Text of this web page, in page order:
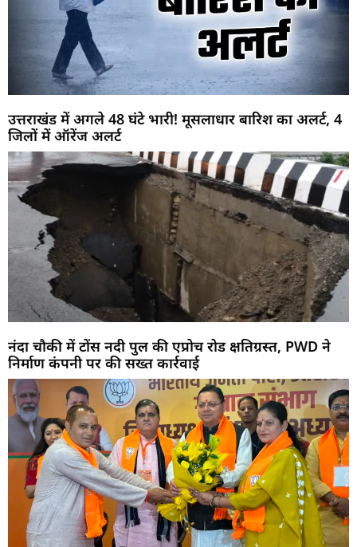
उत्तराखंड में अगले 48 घंटे भारी! मूसलाधार बारिश का अलर्ट, 4
जिलों में ऑरेंज अलर्ट
नंदा चौकी में टोंस नदी पुल की एप्रोच रोड क्षतिग्रस्त, PWD ने
निर्माण कंपनी पर की सख्त कार्रवाई